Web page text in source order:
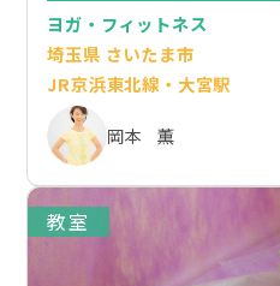
ヨガ・フィットネス
埼玉県 さいたま市
JR京浜東北線・大宮駅
岡本 薫
教室